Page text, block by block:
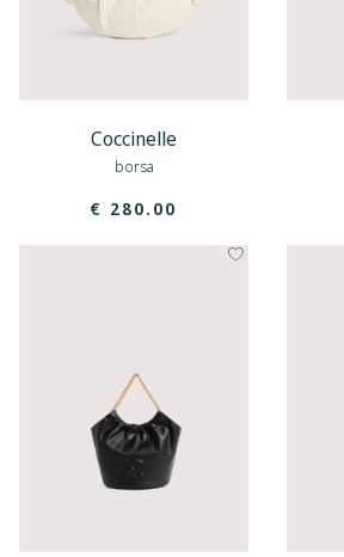
Coccinelle
borsa
€ 280.00